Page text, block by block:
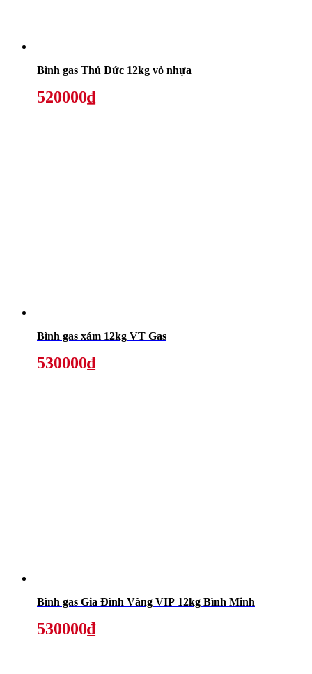
Bình gas Thủ Đức 12kg vỏ nhựa
520000₫
Bình gas xám 12kg VT Gas
530000₫
Bình gas Gia Đình Vàng VIP 12kg Bình Minh
530000₫